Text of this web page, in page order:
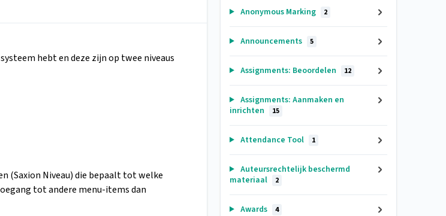
hebt en deze zijn op twee niveaus
(Saxion Niveau) die bepaalt tot welke
tot andere menu-items dan
Anonymous Marking 2
Announcements 5
Assignments: Beoordelen 12
Assignments: Aanmaken en
inrichten
15
Attendance Tool 1
Auteursrechtelijk beschermd
materiaal
2
Awards 4